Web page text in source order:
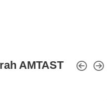
AMTAST